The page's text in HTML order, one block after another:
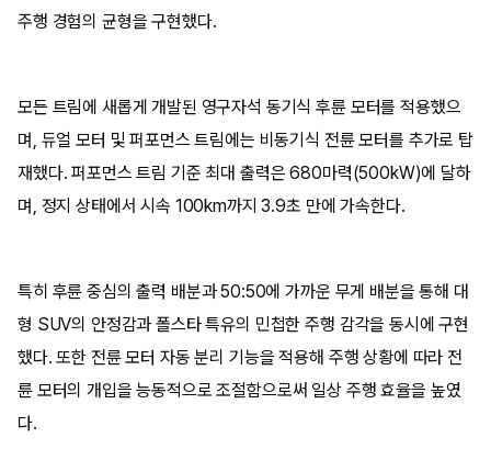
주행 경험의 균형을 구현했다.
모든 트림에 새롭게 개발된 영구자석 동기식 후륜 모터를 적용했으
며, 듀얼 모터 및 퍼포먼스 트림에는 비동기식 전륜 모터를 추가로 탑
재했다. 퍼포먼스 트림 기준 최대 출력은 680마력(500kW)에 달하
며, 정지 상태에서 시속 100km까지 3.9초 만에 가속한다.
특히 후륜 중심의 출력 배분과 50:50에 가까운 무게 배분을 통해 대
형 SUV의 안정감과 폴스타 특유의 민첩한 주행 감각을 동시에 구현
했다. 또한 전륜 모터 자동 분리 기능을 적용해 주행 상황에 따라 전
륜 모터의 개입을 능동적으로 조절함으로써 일상 주행 효율을 높였
다.